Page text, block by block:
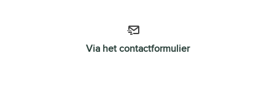
Via het contactformulier